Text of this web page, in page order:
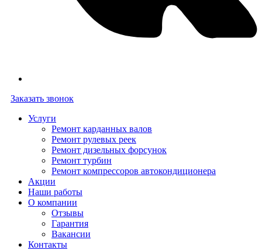
Заказать звонок
Услуги
Ремонт карданных валов
Ремонт рулевых реек
Ремонт дизельных форсунок
Ремонт турбин
Ремонт компрессоров автокондиционера
Акции
Наши работы
О компании
Отзывы
Гарантия
Вакансии
Контакты